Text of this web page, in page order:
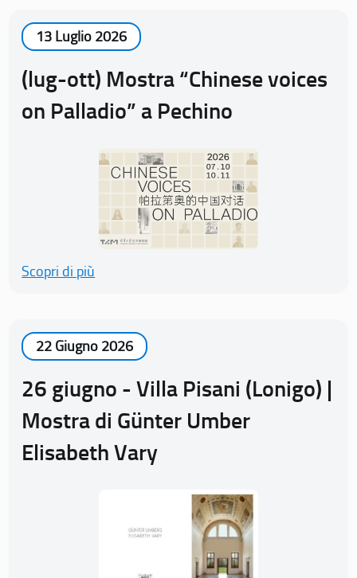
13 Luglio 2026
(lug-ott) Mostra “Chinese voices
on Palladio” a Pechino
Scopri di più
22 Giugno 2026
26 giugno - Villa Pisani (Lonigo) |
Mostra di Günter Umber
Elisabeth Vary